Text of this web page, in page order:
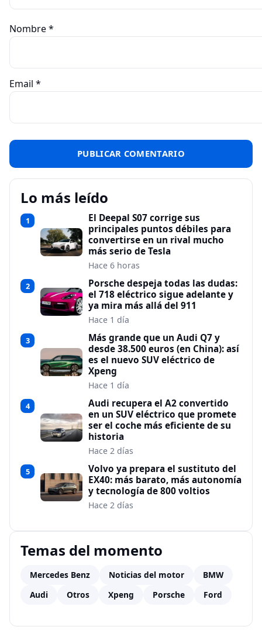
Nombre*
Email *
Lo más leído
1
El Deepal S07 corrige sus
principales puntos débiles para
convertirse en un rival mucho
más serio de Tesla
Hace 6 horas
2
Porsche despeja todas las dudas:
el 718 eléctrico sigue adelante y
ya mira más allá del 911
Hace 1 día
3
Más grande que un Audi Q7 y
desde 38.500 euros (en China): así
es el nuevo SUV eléctrico de
Xpeng
Hace 1 día
4
Audi recupera el A2 convertido
en un SUV eléctrico que promete
ser el coche más eficiente de su
historia
Hace 2 días
5
Volvo ya prepara el sustituto del
EX40: más barato, más autonomía
y tecnología de 800 voltios
Hace 2 días
Temas del momento
Mercedes Benz Noticias del motor
BMW
Audi
Otros Xpeng Porsche Ford